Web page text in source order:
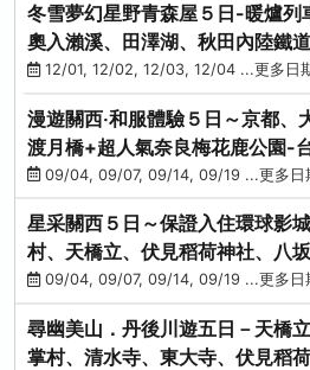
冬雪夢幻星野青森屋５日-暖爐列
奧入瀨溪、田澤湖、秋田內陸鐵
村(不進免稅店)
12/01, 12/02, 12/03, 12/04 ...更多日
漫遊關西‧和服體驗５日～京都、
渡月橋+超人氣奈良梅花鹿公園-
09/04, 09/07, 09/14, 09/19 ...更多日
星采關西５日～保證入住環球影
村、天橋立、伏見稻荷神社、八
09/04, 09/07, 09/14, 09/19 ...更多日
尋幽美山．丹後川遊五日－天橋
掌村、清水寺、東大寺、伏見稻